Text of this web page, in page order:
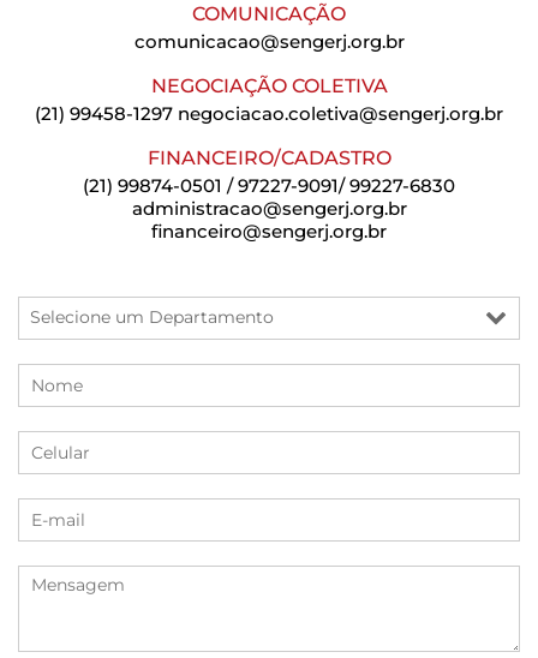
COMUNICAÇÃO
comunicacao@sengerj.org.br
NEGOCIAÇÃO COLETIVA
(21) 99458-1297 negociacao.coletiva@sengerj.org.br
FINANCEIRO/CADASTRO
(21) 99874-0501 / 97227-9091/ 99227-6830
administracao@sengerj.org.br
financeiro@sengerj.org.br